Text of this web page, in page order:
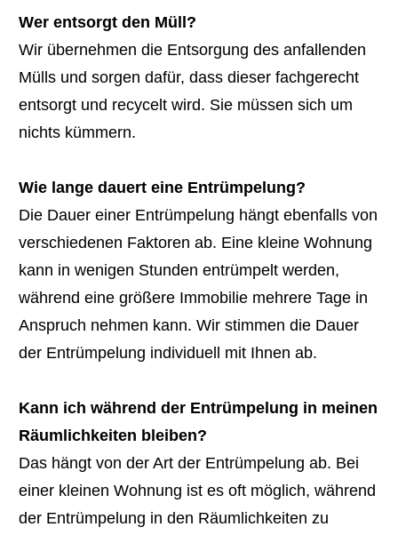
Wer entsorgt den Müll?
Wir übernehmen die Entsorgung des anfallenden
Mülls und sorgen dafür, dass dieser fachgerecht
entsorgt und recycelt wird. Sie müssen sich um
nichts kümmern.
Wie lange dauert eine Entrümpelung?
Die Dauer einer Entrümpelung hängt ebenfalls von
verschiedenen Faktoren ab. Eine kleine Wohnung
kann in wenigen Stunden entrümpelt werden,
während eine größere Immobilie mehrere Tage in
Anspruch nehmen kann. Wir stimmen die Dauer
der Entrümpelung individuell mit Ihnen ab.
Kann ich während der Entrümpelung in meinen
Räumlichkeiten bleiben?
Das hängt von der Art der Entrümpelung ab. Bei
einer kleinen Wohnung ist es oft möglich, während
der Entrümpelung in den Räumlichkeiten zu